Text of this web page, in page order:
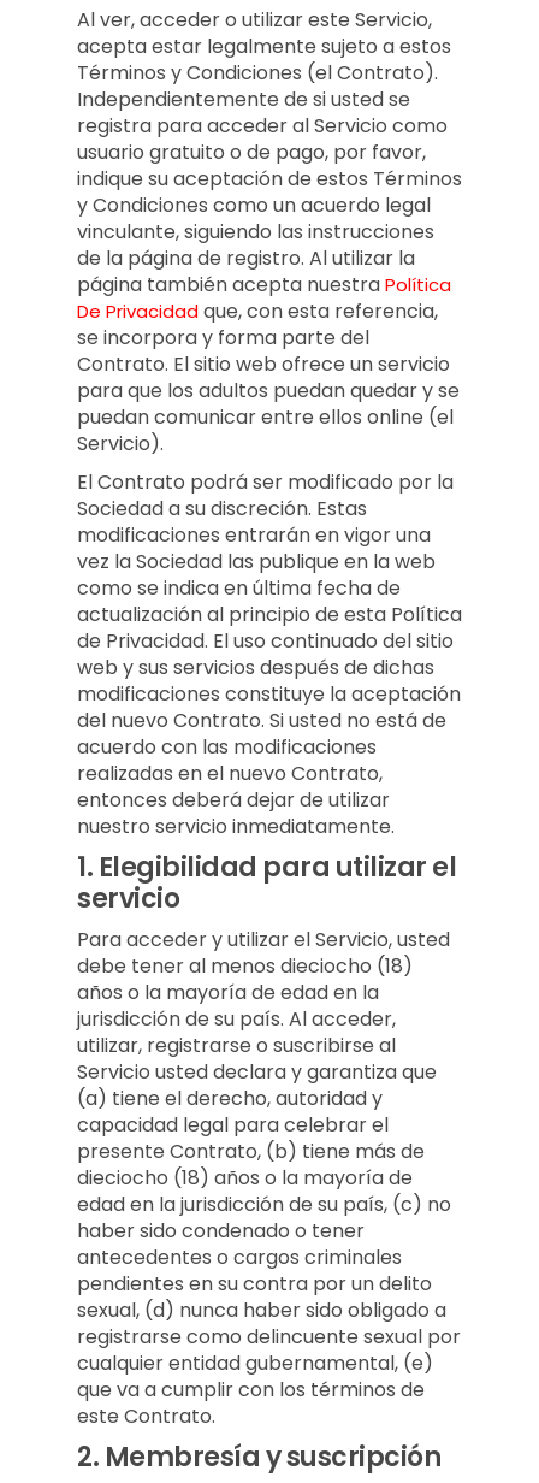
Al ver, acceder o utilizar este Servicio,
acepta estar legalmente sujeto a estos
Términos y Condiciones (el Contrato).
Independientemente de si usted se
registra para acceder al Servicio como
usuario gratuito o de pago, por favor,
indique su aceptación de estos Términos
y Condiciones como un acuerdo legal
vinculante, siguiendo las instrucciones
de la página de registro. Al utilizar la
página también acepta nuestraPolítica
De Privacidadque, con esta referencia,
se incorpora y forma parte del
Contrato. El sitio web ofrece un servicio
para que los adultos puedan quedar y se
puedan comunicar entre ellos online (el
Servicio).
El Contrato podrá ser modificado por la
Sociedad a su discreción. Estas
modificaciones entrarán en vigor una
vez la Sociedad las publique en la web
como se indica en última fecha de
actualización al principio de esta Política
de Privacidad. El uso continuado del sitio
web y sus servicios después de dichas
modificaciones constituye la aceptación
del nuevo Contrato. Si usted no está de
acuerdo con las modificaciones
realizadas en el nuevo Contrato,
entonces deberá dejar de utilizar
nuestro servicio inmediatamente.
1. Elegibilidad para utilizar el
servicio
Para acceder y utilizar el Servicio, usted
debe tener al menos dieciocho (18)
años o la mayoría de edad en la
jurisdicción de su país. Al acceder,
utilizar, registrarse o suscribirse al
Servicio usted declara y garantiza que
(a) tiene el derecho, autoridad y
capacidad legal para celebrar el
presente Contrato, (b) tiene más de
dieciocho (18) años o la mayoría de
edad en la jurisdicción de su país, (c) no
haber sido condenado o tener
antecedentes o cargos criminales
pendientes en su contra por un delito
sexual, (d) nunca haber sido obligado a
registrarse como delincuente sexual por
cualquier entidad gubernamental, (e)
que va a cumplir con los términos de
este Contrato.
2. Membresía y suscripción